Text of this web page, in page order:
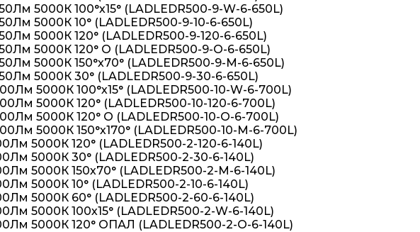
5000К 100°х15° (LADLEDR500-9-W-6-650L)
5000К 10° (LADLEDR500-9-10-6-650L)
5000К 120° (LADLEDR500-9-120-6-650L)
5000К 120° О (LADLEDR500-9-O-6-650L)
5000К 150°х70° (LADLEDR500-9-M-6-650L)
5000К 30° (LADLEDR500-9-30-6-650L)
5000К 100°х15° (LADLEDR500-10-W-6-700L)
5000К 120° (LADLEDR500-10-120-6-700L)
5000К 120° О (LADLEDR500-10-O-6-700L)
5000К 150°х170° (LADLEDR500-10-M-6-700L)
5000К 120° (LADLEDR500-2-120-6-140L)
5000К 30° (LADLEDR500-2-30-6-140L)
5000К 150х70° (LADLEDR500-2-M-6-140L)
5000К 10° (LADLEDR500-2-10-6-140L)
5000К 60° (LADLEDR500-2-60-6-140L)
5000К 100х15° (LADLEDR500-2-W-6-140L)
5000К 120° OПАЛ (LADLEDR500-2-О-6-140L)